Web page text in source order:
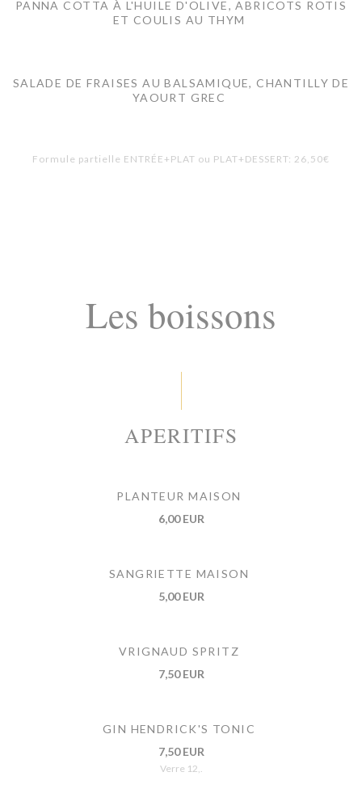
PANNA COTTA À L'HUILE D'OLIVE, ABRICOTS ROTIS
ET COULIS AU THYM
SALADE DE FRAISES AU BALSAMIQUE, CHANTILLY DE
YAOURT GREC
Formule partielle ENTRÉE+PLAT ou PLAT+DESSERT: 26,50€
Les boissons
APERITIFS
PLANTEUR MAISON
6,00 EUR
SANGRIETTE MAISON
5,00 EUR
VRIGNAUD SPRITZ
7,50 EUR
GIN HENDRICK'S TONIC
7,50 EUR
Verre 12,.